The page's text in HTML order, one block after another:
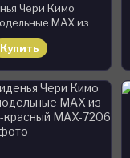
Чери Кимо
MAX из
синий
Купить